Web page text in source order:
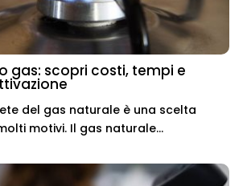
gas: scopri costi, tempi e
del gas naturale è una scelta
motivi. Il gas naturale...